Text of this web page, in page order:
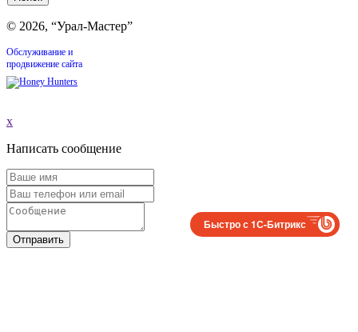
© 2026, “Урал-Мастер”
Обслуживание и
продвижение сайта
x
Написать сообщение
Отправить
Быстро с 1С-Битрикс